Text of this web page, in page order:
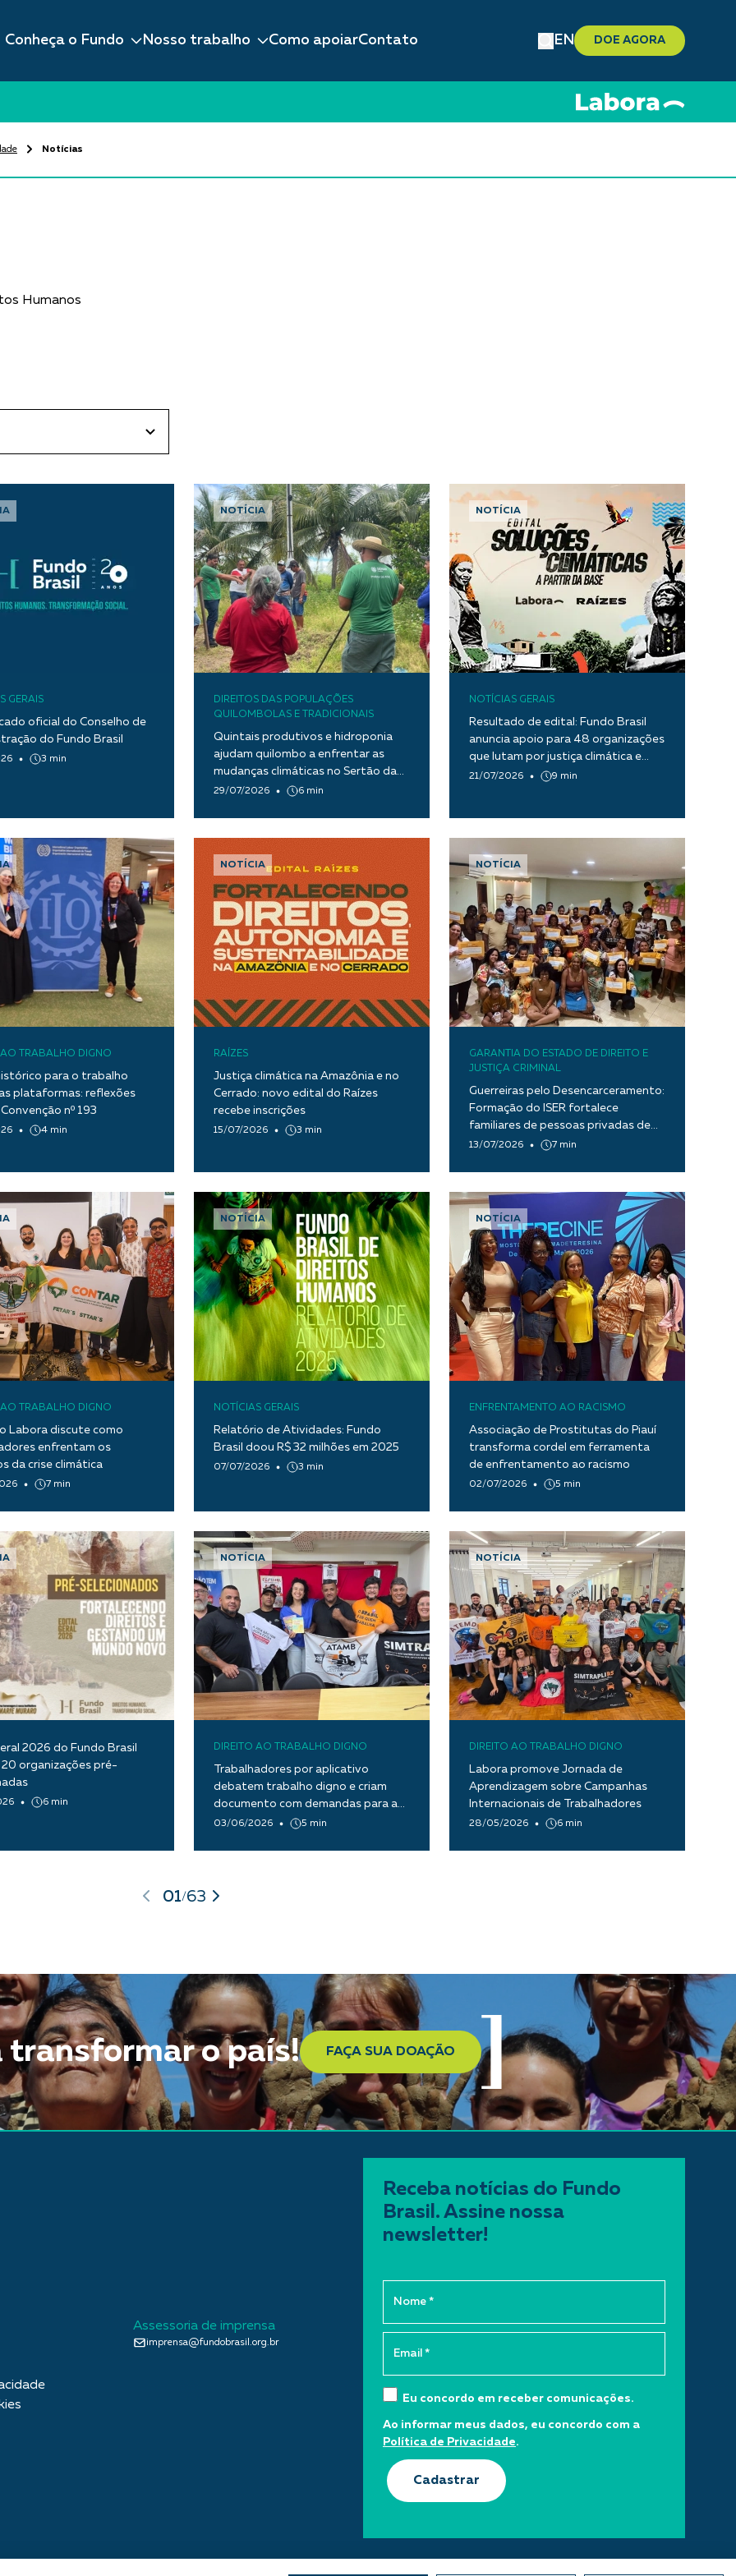
Conheça o Fundo Nosso trabalho Como apoiarContato EN DOE AGORA
Notícias
Humanos
GERAIS
oficial do Conselho de
do Fundo Brasil
3 min
NOTÍCIA
DIREITOS DAS POPULAÇÕES
QUILOMBOLAS E TRADICIONAIS
Quintais produtivos e hidroponia
ajudam quilombo a enfrentar as
mudanças climáticas no Sertão da
Paraíba
29/07/2026 6 min
NOTÍCIA
NOTÍCIAS GERAIS
Resultado de edital: Fundo Brasil
anuncia apoio para 48 organizações
que lutam por justiça climática e
transição ecológica justa
21/07/2026 9 min
AO TRABALHO DIGNO
para o trabalho
plataformas: reflexões
nº 193
4 min
NOTÍCIA
RAÍZES
Justiça climática na Amazônia e no
Cerrado: novo edital do Raízes
recebe inscrições
15/07/2026 3 min
NOTÍCIA
GARANTIA DO ESTADO DE DIREITO E
JUSTIÇA CRIMINAL
Guerreiras pelo Desencarceramento:
Formação do ISER fortalece
familiares de pessoas privadas de
liberdade
13/07/2026 7 min
AO TRABALHO DIGNO
Labora discute como
enfrentam os
da crise climática
7 min
NOTÍCIA
NOTÍCIAS GERAIS
Relatório de Atividades: Fundo
Brasil doou R$ 32 milhões em 2025
07/07/2026 3 min
NOTÍCIA
ENFRENTAMENTO AO RACISMO
Associação de Prostitutas do Piauí
transforma cordel em ferramenta
de enfrentamento ao racismo
02/07/2026 5 min
2026 do Fundo Brasil
20 organizações pré-
6 min
NOTÍCIA
DIREITO AO TRABALHO DIGNO
Trabalhadores por aplicativo
debatem trabalho digno e criam
documento com demandas para a
Conferência da OIT
03/06/2026 5 min
NOTÍCIA
DIREITO AO TRABALHO DIGNO
Labora promove Jornada de
Aprendizagem sobre Campanhas
Internacionais de Trabalhadores
28/05/2026 6 min
01/63
transformar o país! FAÇA SUA DOAÇÃO
Assessoria de imprensa
imprensa@fundobrasil.org.br
Receba notícias do Fundo
Brasil. Assine nossa
newsletter!
Eu concordo em receber comunicações.
Ao informar meus dados, eu concordo com a
Política de Privacidade.
Cadastrar